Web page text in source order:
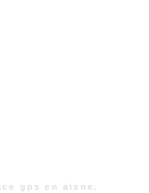
gps en aisne.